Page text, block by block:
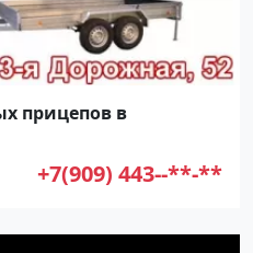
прицепов в
+7(909) 443--**-**